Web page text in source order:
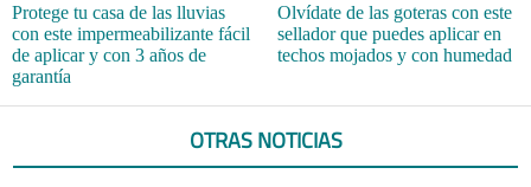
Protege tu casa de las lluvias
con este impermeabilizante fácil
de aplicar y con 3 años de
garantía
Olvídate de las goteras con este
sellador que puedes aplicar en
techos mojados y con humedad
OTRAS NOTICIAS